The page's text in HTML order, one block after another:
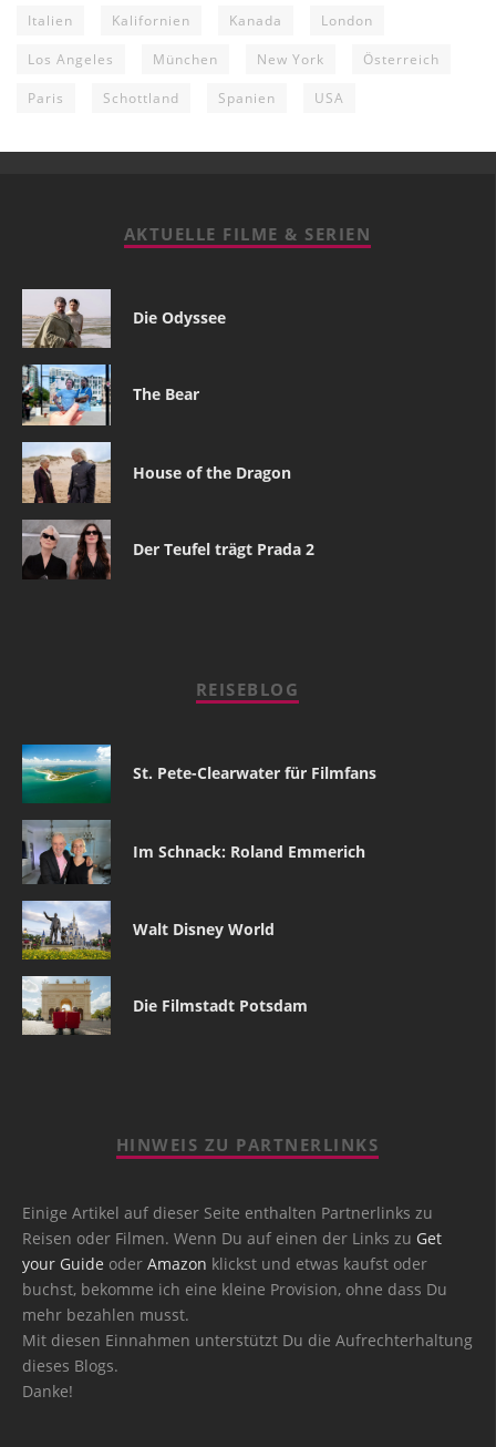
Italien Kalifornien Kanada London
Los Angeles München New York Österreich
Paris Schottland Spanien USA
AKTUELLE FILME & SERIEN
Die Odyssee
The Bear
House of the Dragon
Der Teufel trägt Prada 2
REISEBLOG
St. Pete-Clearwater für Filmfans
Im Schnack: Roland Emmerich
Walt Disney World
Die Filmstadt Potsdam
HINWEIS ZU PARTNERLINKS
Einige Artikel auf dieser Seite enthalten Partnerlinks zu
Reisen oder Filmen. Wenn Du auf einen der Links zu Get
your Guide oder Amazon klickst und etwas kaufst oder
buchst, bekomme ich eine kleine Provision, ohne dass Du
mehr bezahlen musst.
Mit diesen Einnahmen unterstützt Du die Aufrechterhaltung
dieses Blogs.
Danke!